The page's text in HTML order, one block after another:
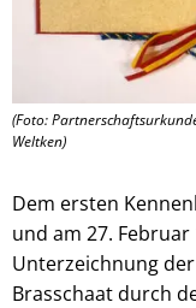
(Foto:
Weltken)
Dem ersten
und am 27.
Unterzeichnung
Brasschaat durch